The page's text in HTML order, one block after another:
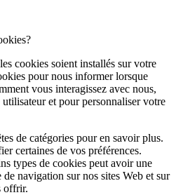
cookies soient installés sur votre
pour nous informer lorsque
vous interagissez avec nous,
et pour personnaliser votre
de catégories pour en savoir plus.
certaines de vos préférences.
types de cookies peut avoir une
navigation sur nos sites Web et sur
offrir.